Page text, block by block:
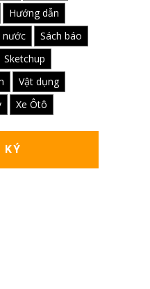
Hướng dẫn
nước
Sách báo
Sketchup
Vật dụng
Xe Ôtô
KÝ